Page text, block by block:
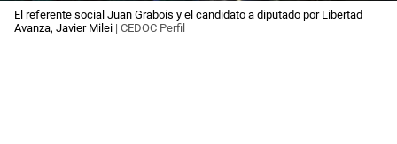
El referente social Juan Grabois y el candidato a diputado por Libertad
Avanza, Javier Milei | CEDOC Perfil